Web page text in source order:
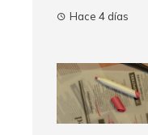
Hace 4 días